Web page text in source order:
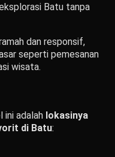
Batu tanpa
dan responsif,
seperti pemesanan
wisata.
ini adalah lokasinya
di Batu: